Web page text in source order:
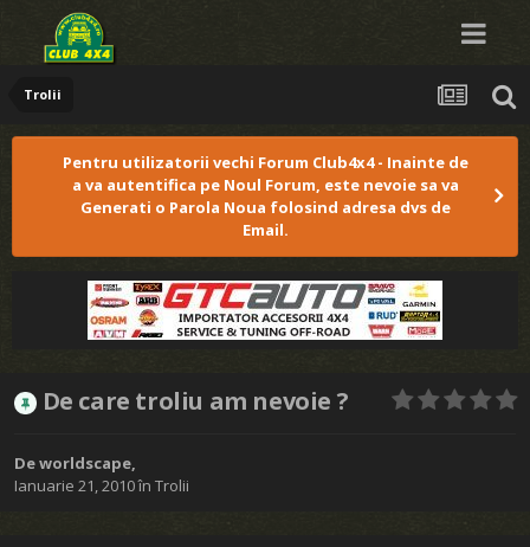
Trolii
Pentru utilizatorii vechi Forum Club4x4 - Inainte de
a va autentifica pe Noul Forum, este nevoie sa va
Generati o Parola Noua folosind adresa dvs de
Email.
De care troliu am nevoie ?
Deworldscape,
Ianuarie 21, 2010în Trolii